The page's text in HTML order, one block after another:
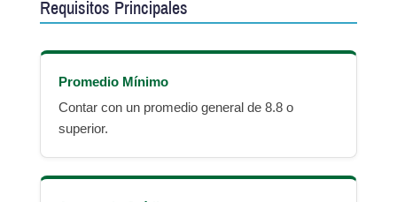
Requisitos Principales
Promedio Mínimo
Contar con un promedio general de 8.8 o
superior.